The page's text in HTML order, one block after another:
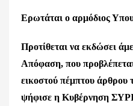
Ερωτάται ο αρμόδιος
Προτίθεται να εκδώσει
Απόφαση, που
εικοστού πέμπτου άρθρου
ψήφισε η Κυβέρνηση